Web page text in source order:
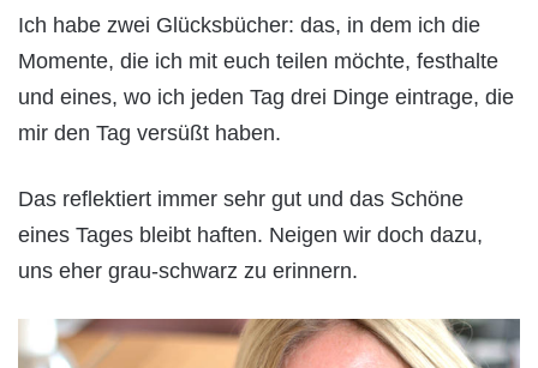
Ich habe zwei Glücksbücher: das, in dem ich die
Momente, die ich mit euch teilen möchte, festhalte
und eines, wo ich jeden Tag drei Dinge eintrage, die
mir den Tag versüßt haben.
Das reflektiert immer sehr gut und das Schöne
eines Tages bleibt haften. Neigen wir doch dazu,
uns eher grau-schwarz zu erinnern.